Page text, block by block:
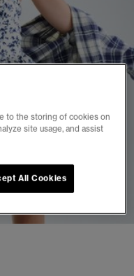
6 7
to the storing of cookies on
site usage, and assist
All Cookies